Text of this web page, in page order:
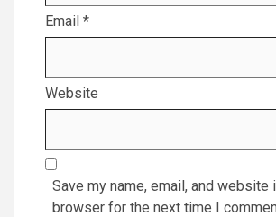
Email *
Website
Save my name, email, and website
browser for the next time I